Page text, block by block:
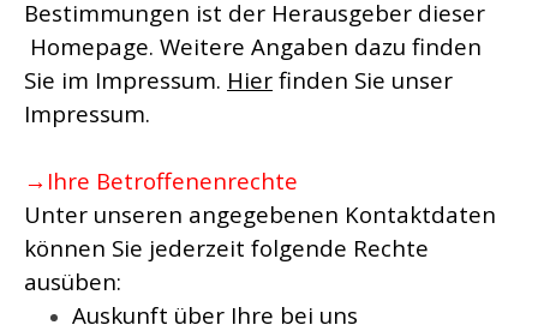
Bestimmungen ist der Herausgeber dieser
Homepage. Weitere Angaben dazu finden
Sie im Impressum. Hier finden Sie unser
Impressum.
→Ihre Betroffenenrechte
Unter unseren angegebenen Kontaktdaten
können Sie jederzeit folgende Rechte
ausüben:
Auskunft über Ihre bei uns